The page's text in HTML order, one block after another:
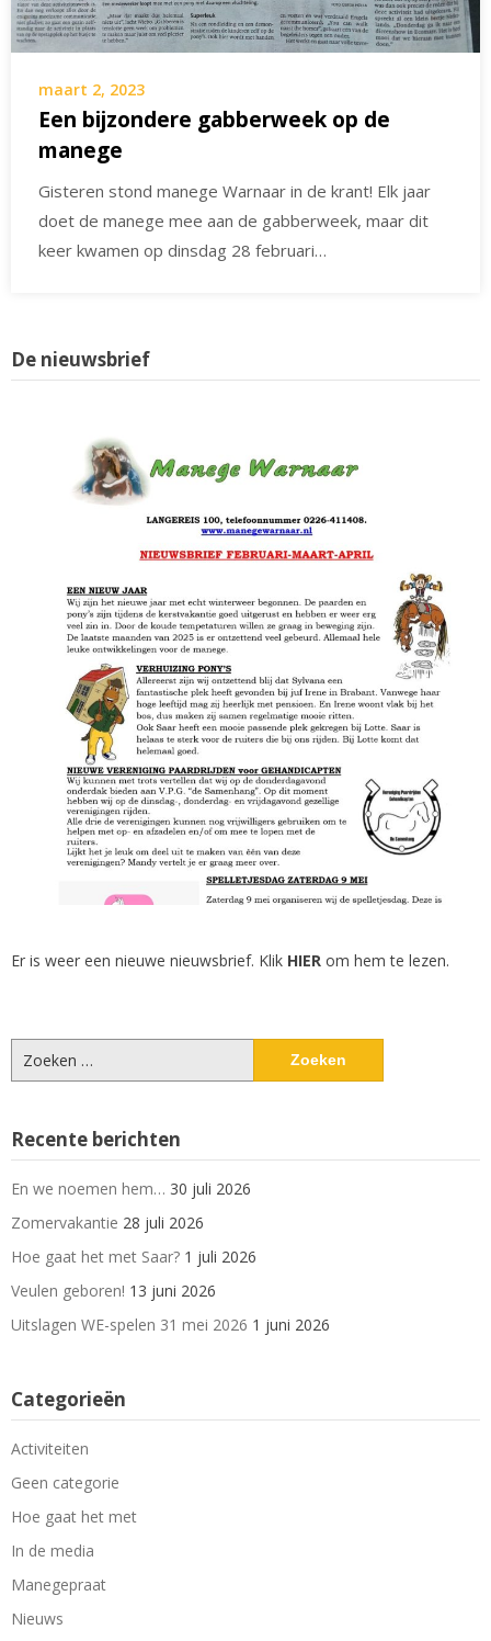
maart 2, 2023
Een bijzondere gabberweek op de
manege
Gisteren stond manege Warnaar in de krant! Elk jaar
doet de manege mee aan de gabberweek, maar dit
keer kwamen op dinsdag 28 februari…
De nieuwsbrief
Er is weer een nieuwe nieuwsbrief. Klik HIER om hem te lezen.
Zoeken
naar:
Recente berichten
En we noemen hem… 30 juli 2026
Zomervakantie 28 juli 2026
Hoe gaat het met Saar? 1 juli 2026
Veulen geboren! 13 juni 2026
Uitslagen WE-spelen 31 mei 2026 1 juni 2026
Categorieën
Activiteiten
Geen categorie
Hoe gaat het met
In de media
Manegepraat
Nieuws